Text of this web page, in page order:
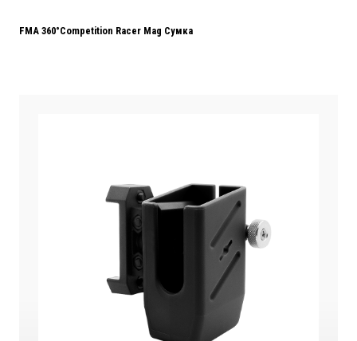
FMA 360°Competition Racer Mag Сумка